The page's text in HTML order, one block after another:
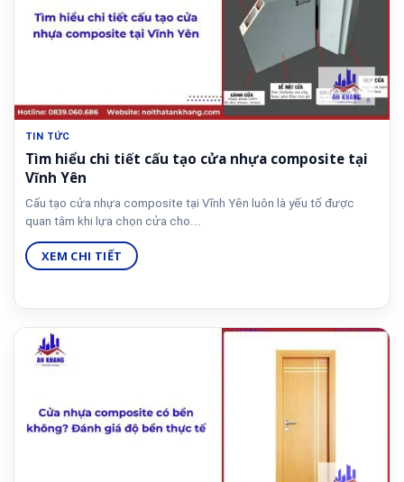
TIN TỨC
Tìm hiểu chi tiết cấu tạo cửa nhựa composite tại
Vĩnh Yên
Cấu tạo cửa nhựa composite tại Vĩnh Yên luôn là yếu tố được
quan tâm khi lựa chọn cửa cho...
XEM CHI TIẾT